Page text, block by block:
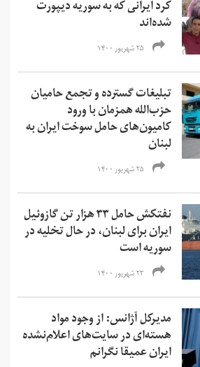
کرد ایرانی که به سوریه دیپورت
شده‌اند
۲۵ شهریور ۱۴۰۰
تبلیغات گسترده و تجمع حامیان
حزب‌الله همزمان با ورود
کامیون‌های حامل سوخت ایران به
لبنان
۲۵ شهریور ۱۴۰۰
نفتکش حامل ۳۳ هزار تن گازوئیل
ایران برای لبنان، در حال تخلیه در
سوریه است
۲۳ شهریور ۱۴۰۰
مدیرکل آژانس: از وجود مواد
هسته‌ای در سایت‌های اعلام‌نشده
ایران عمیقا نگرانم